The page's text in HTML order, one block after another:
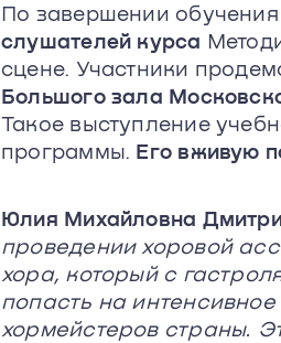
По завершении
слушателей курса
сцене. Участники
Большого зала
Такое выступление
программы. Его вживую
Юлия Михайловна
проведении хоровой
хора, который с
попасть на
хормейстеров страны.